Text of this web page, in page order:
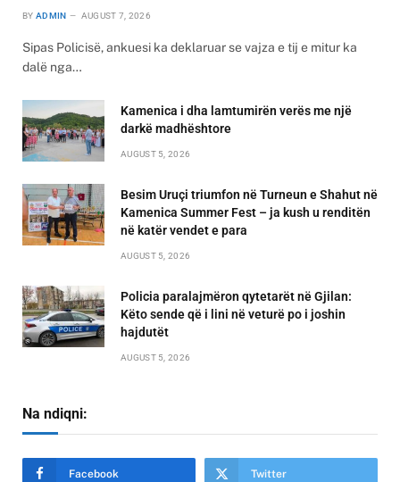
BY ADMIN AUGUST 7, 2026
Sipas Policisë, ankuesi ka deklaruar se vajza e tij e mitur ka
dalë nga…
Kamenica i dha lamtumirën verës me një
darkë madhështore
AUGUST 5, 2026
Besim Uruçi triumfon në Turneun e Shahut në
Kamenica Summer Fest – ja kush u renditën
në katër vendet e para
AUGUST 5, 2026
Policia paralajmëron qytetarët në Gjilan:
Këto sende që i lini në veturë po i joshin
hajdutët
AUGUST 5, 2026
Na ndiqni:
Facebook Twitter